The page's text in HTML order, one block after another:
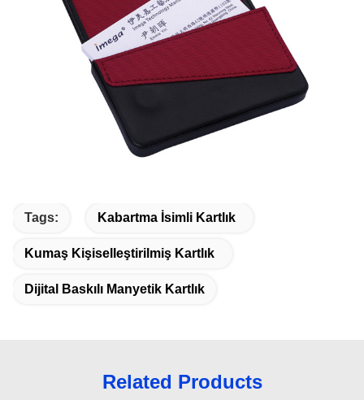
Tags: Kabartma İsimli Kartlık
Kumaş Kişiselleştirilmiş Kartlık
Dijital Baskılı Manyetik Kartlık
Related Products